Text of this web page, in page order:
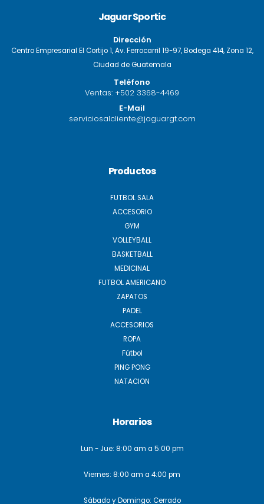
Jaguar Sportic
Dirección
Centro Empresarial El Cortijo 1, Av. Ferrocarril 19-97, Bodega 414, Zona 12,
Ciudad de Guatemala
Teléfono
Ventas: +502 3368-4469
E-Mail
serviciosalcliente@jaguargt.com
Productos
FUTBOL SALA
ACCESORIO
GYM
VOLLEYBALL
BASKETBALL
MEDICINAL
FUTBOL AMERICANO
ZAPATOS
PADEL
ACCESORIOS
ROPA
Fútbol
PING PONG
NATACION
Horarios
Lun - Jue: 8:00 am a 5:00 pm
Viernes: 8:00 am a 4:00 pm
Sábado y Domingo: Cerrado